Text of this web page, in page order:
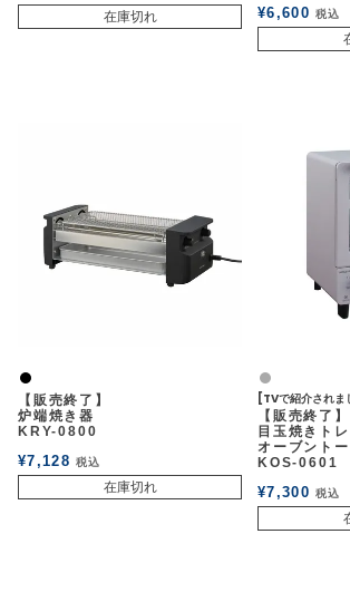
在庫切れ ¥6,600 税込
黒
【販売終了】
炉端焼き器
KRY-0800
¥7,128 税込
在庫切れ
グレー
[TVで紹介されま
【販売終了】
目玉焼きト
オーブント
KOS-0601
¥7,300 税込